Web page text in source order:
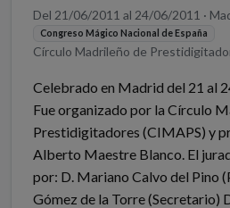
Del 21/06/2011 al 24/06/2011 ·
Congreso Mágico Nacional de España
Círculo Madrileño de
Celebrado en Madrid del 21 al
Fue organizado por la Círculo
Prestidigitadores (CIMAPS) y
Alberto Maestre Blanco. El
por: D. Mariano Calvo del Pino
Gómez de la Torre (Secretario)